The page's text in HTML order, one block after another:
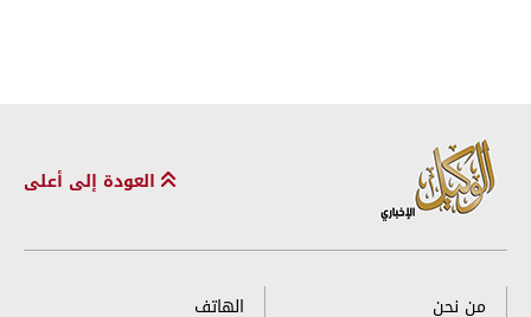
العودة إلى أعلى
من نحن الهاتف